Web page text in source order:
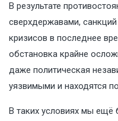
В результате
сверхдержавами,
кризисов в последнее
обстановка крайне
даже политическая
уязвимыми и находятся
В таких условиях мы